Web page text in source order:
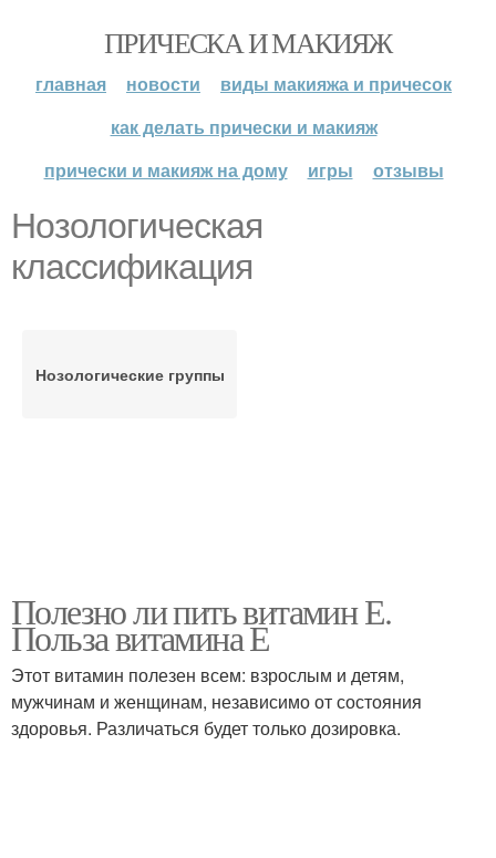
ПРИЧЕСКА И МАКИЯЖ
главная новости
виды макияжа и причесок
как делать прически и макияж
прически и макияж на дому
игры отзывы
Нозологическая
классификация
Нозологические группы
Полезно ли пить витамин Е.
Польза витамина Е
Этот витамин полезен всем: взрослым и детям,
мужчинам и женщинам, независимо от состояния
здоровья. Различаться будет только дозировка.